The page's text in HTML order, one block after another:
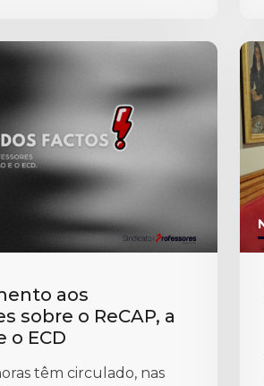
aos
sobre o ReCAP, a
o ECD
têm circulado, nas